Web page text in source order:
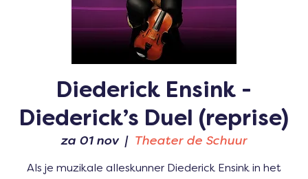
Diederick Ensink -
Diederick’s Duel (reprise)
za 01 nov
  |
Theater de Schuur
Als je muzikale alleskunner Diederick Ensink in het